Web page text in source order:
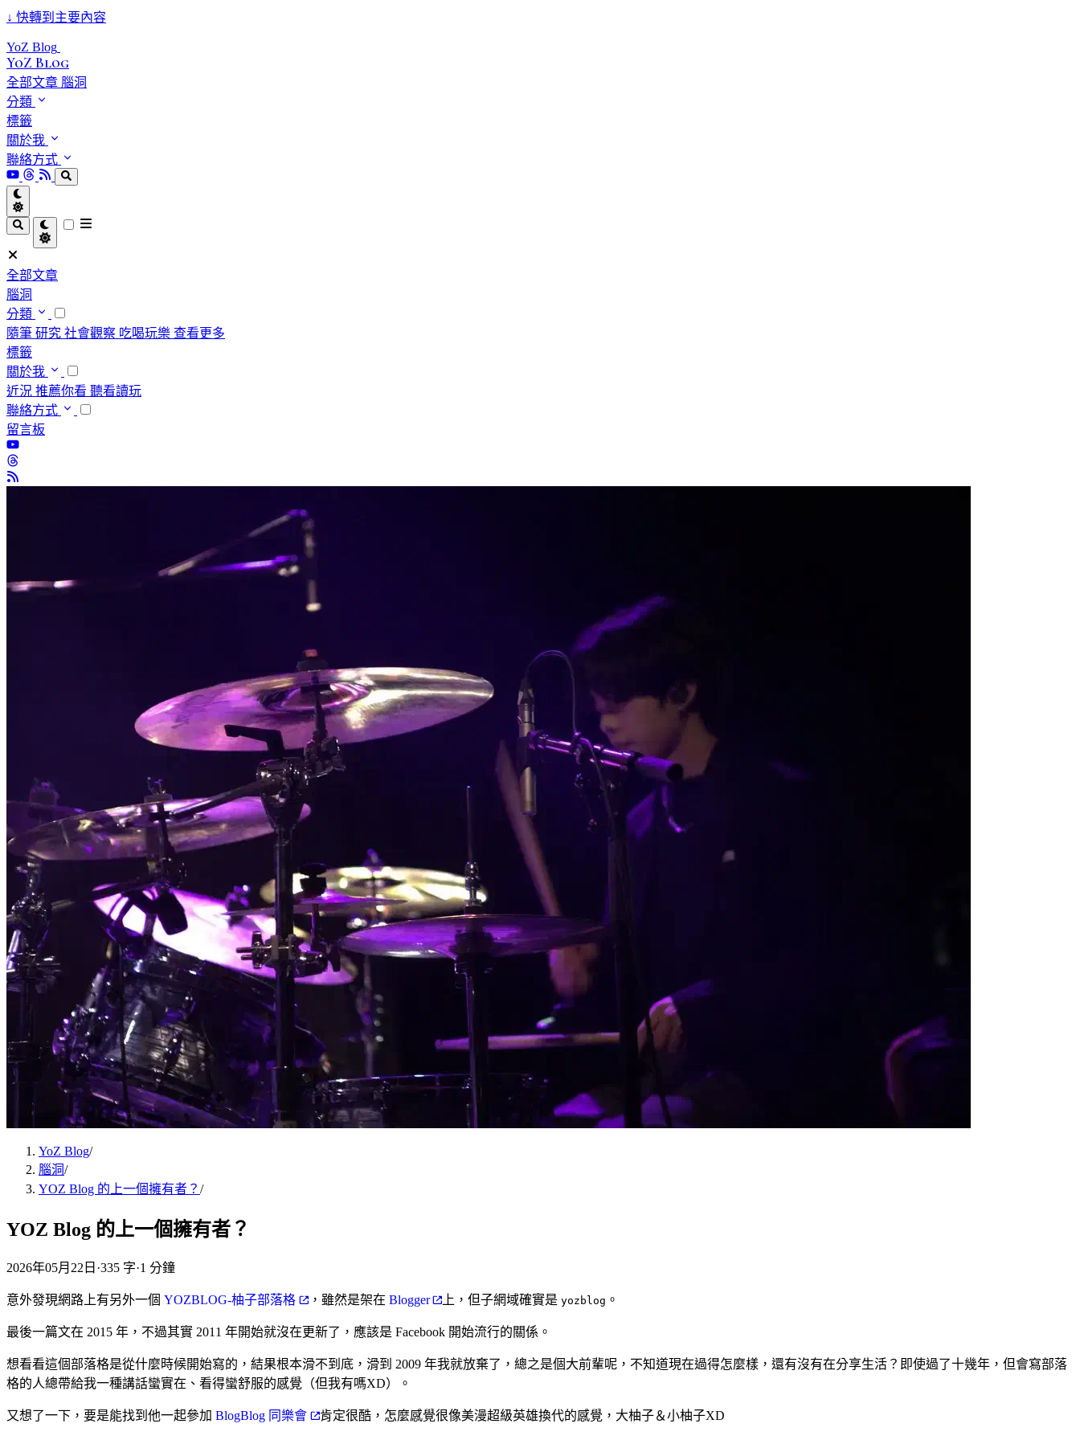
↓ 快轉到主要內容
YoZ Blog
YoZ Blog
全部文章 腦洞
分類
標籤
關於我
聯絡方式
全部文章
腦洞
分類
隨筆 研究 社會觀察 吃喝玩樂 查看更多
標籤
關於我
近況 推薦你看 聽看讀玩
聯絡方式
留言板
YoZ Blog/
腦洞/
YOZ Blog 的上一個擁有者？ /
YOZ Blog 的上一個擁有者？
2026年05月22日 ·335 字·1 分鐘
意外發現網路上有另外一個 YOZBLOG-柚子部落格 ，雖然是架在 Blogger 上，但子網域確實是yozblog 。
最後一篇文在 2015 年，不過其實 2011 年開始就沒在更新了，應該是 Facebook 開始流行的關係。
想看看這個部落格是從什麼時候開始寫的，結果根本滑不到底，滑到 2009 年我就放棄了，總之是個大前輩呢，不知道現在過得怎麼樣，還有沒有在分享生活？即使過了十幾年，但會寫部落
格的人總帶給我一種講話蠻實在、看得蠻舒服的感覺（但我有嗎XD）。
又想了一下，要是能找到他一起參加 BlogBlog 同樂會 肯定很酷，怎麼感覺很像美漫超級英雄換代的感覺，大柚子＆小柚子XD